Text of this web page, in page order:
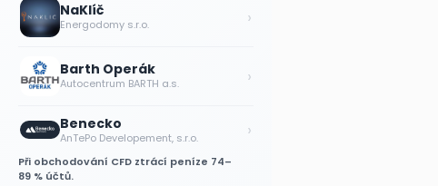
NaKlíč
Energodomy s.r.o. ›
Barth Operák
Autocentrum BARTH a.s. ›
Benecko
AnTePo Developement, s.r.o. ›
Při obchodování CFD ztrácí peníze 74–
89 % účtů.